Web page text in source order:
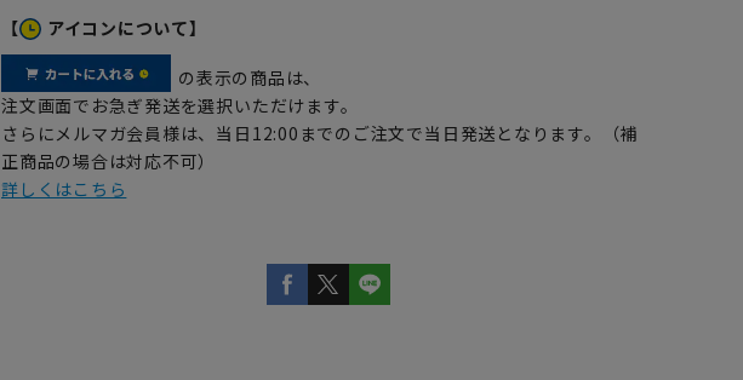
【 アイコンについて】
の表示の商品は、
注文画面でお急ぎ発送を選択いただけます。
さらにメルマガ会員様は、当日12:00までのご注文で当日発送となります。（補
正商品の場合は対応不可）
詳しくはこちら